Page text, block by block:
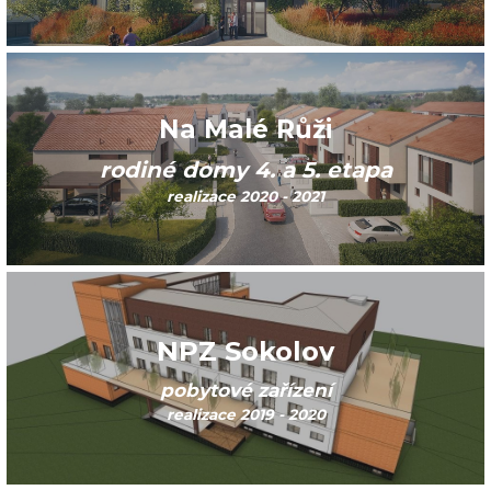
Na Malé Růži
rodiné domy 4. a 5. etapa
realizace 2020 - 2021
NPZ Sokolov
pobytové zařízení
realizace 2019 - 2020